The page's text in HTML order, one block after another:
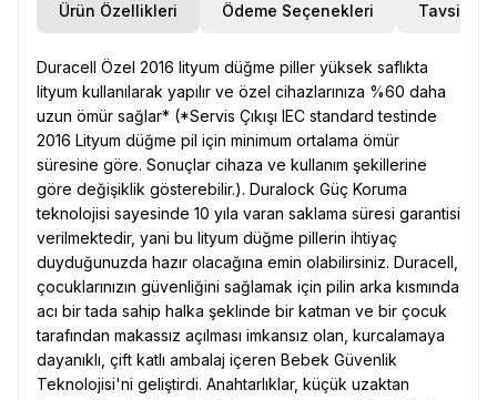
Ürün Özellikleri Ödeme Seçenekleri Tavsiye Et
Duracell Özel 2016 lityum düğme piller yüksek saflıkta
lityum kullanılarak yapılır ve özel cihazlarınıza %60 daha
uzun ömür sağlar* (*Servis Çıkışı IEC standard testinde
2016 Lityum düğme pil için minimum ortalama ömür
süresine göre. Sonuçlar cihaza ve kullanım şekillerine
göre değişiklik gösterebilir.). Duralock Güç Koruma
teknolojisi sayesinde 10 yıla varan saklama süresi garantisi
verilmektedir, yani bu lityum düğme pillerin ihtiyaç
duyduğunuzda hazır olacağına emin olabilirsiniz. Duracell,
çocuklarınızın güvenliğini sağlamak için pilin arka kısmında
acı bir tada sahip halka şeklinde bir katman ve bir çocuk
tarafından makassız açılması imkansız olan, kurcalamaya
dayanıklı, çift katlı ambalaj içeren Bebek Güvenlik
Teknolojisi'ni geliştirdi. Anahtarlıklar, küçük uzaktan